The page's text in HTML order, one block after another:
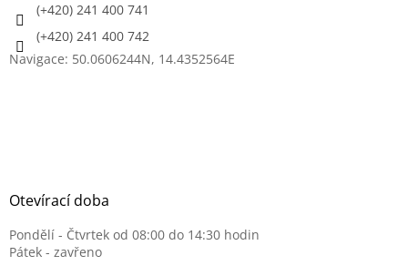
(+420) 241 400 741
(+420) 241 400 742
Navigace: 50.0606244N, 14.4352564E
Otevírací doba
Pondělí - Čtvrtek od 08:00 do 14:30 hodin
Pátek - zavřeno